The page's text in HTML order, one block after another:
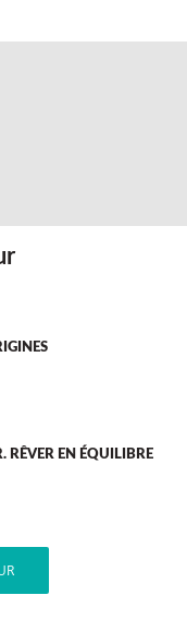
RÊVER EN ÉQUILIBRE